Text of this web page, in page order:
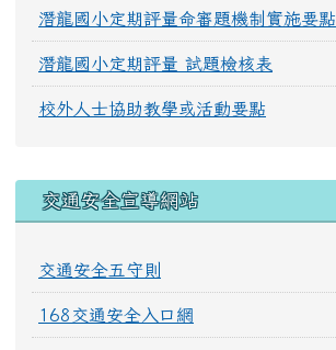
潛龍國小定期評量命審題機制實施要點
潛龍國小定期評量 試題檢核表
校外人士協助教學或活動要點
交通安全宣導網站
交通安全五守則
168交通安全入口網